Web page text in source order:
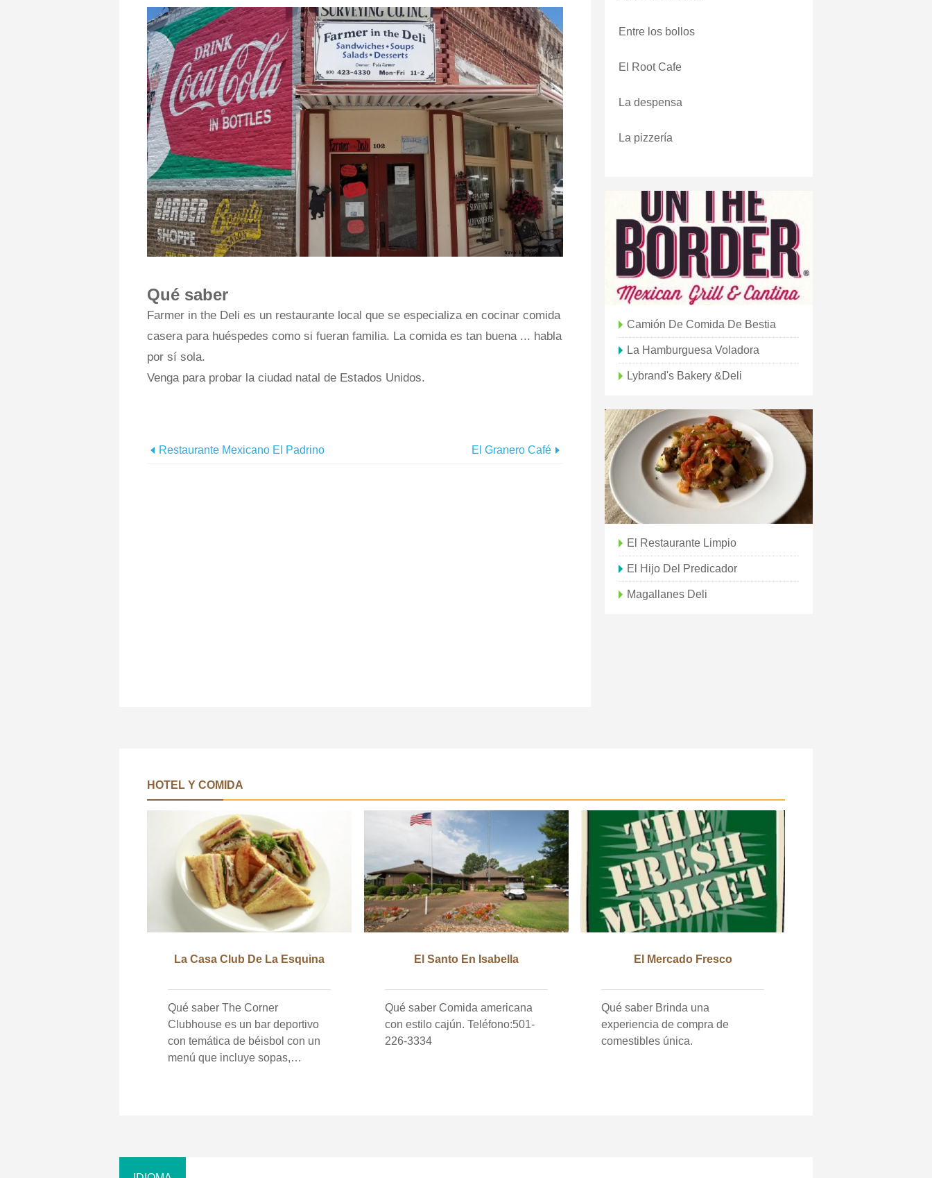
Qué saber
Farmer in the Deli es un restaurante local que se especializa en cocinar comida
casera para huéspedes como si fueran familia. La comida es tan buena ... habla
por sí sola.
Venga para probar la ciudad natal de Estados Unidos.
Restaurante Mexicano El Padrino El Granero Café
Entre los bollos
El Root Cafe
La despensa
La pizzería
Camión De Comida De Bestia
La Hamburguesa Voladora
Lybrand's Bakery &Deli
El Restaurante Limpio
El Hijo Del Predicador
Magallanes Deli
HOTEL Y COMIDA
La Casa Club De La Esquina
Qué saber The Corner
Clubhouse es un bar deportivo
con temática de béisbol con un
menú que incluye sopas,
El Santo En Isabella
Qué saber Comida americana
con estilo cajún. Teléfono:501-
226-3334
El Mercado Fresco
Qué saber Brinda una
experiencia de compra de
comestibles única.